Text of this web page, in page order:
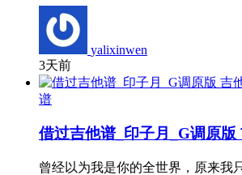
yalixinwen
3天前
谱
借过吉他谱_印子月_G调原版
曾经以为我是你的全世界，原来我